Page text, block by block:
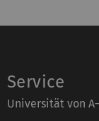
Service
Universität von